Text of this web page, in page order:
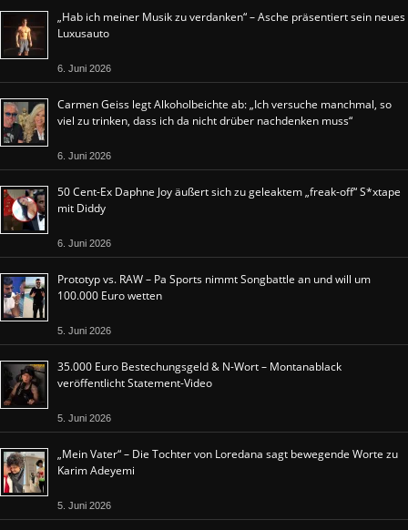
„Hab ich meiner Musik zu verdanken“ – Asche präsentiert sein neues
Luxusauto
6. Juni 2026
Carmen Geiss legt Alkoholbeichte ab: „Ich versuche manchmal, so
viel zu trinken, dass ich da nicht drüber nachdenken muss“
6. Juni 2026
50 Cent-Ex Daphne Joy äußert sich zu geleaktem „freak-off“ S*xtape
mit Diddy
6. Juni 2026
Prototyp vs. RAW – Pa Sports nimmt Songbattle an und will um
100.000 Euro wetten
5. Juni 2026
35.000 Euro Bestechungsgeld & N-Wort – Montanablack
veröffentlicht Statement-Video
5. Juni 2026
„Mein Vater“ – Die Tochter von Loredana sagt bewegende Worte zu
Karim Adeyemi
5. Juni 2026